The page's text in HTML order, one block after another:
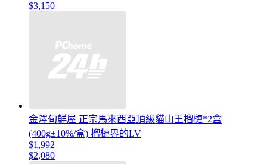
$3,150
金澤旬鮮屋 正宗馬來西亞頂級貓山王榴槤*2盒
(400g±10%/盒) 榴槤界的LV
$1,992
$2,080